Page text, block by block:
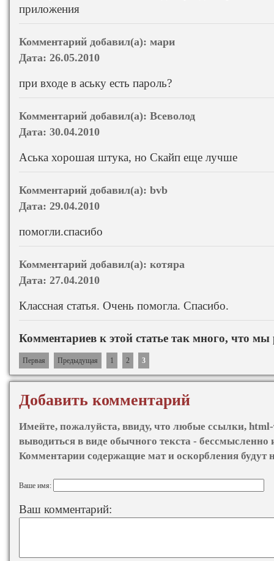
приложения
Комментарий добавил(а): мари
Дата: 26.05.2010
при входе в аську есть пароль?
Комментарий добавил(а): Всеволод
Дата: 30.04.2010
Аська хорошая штука, но Скайп еще лучше
Комментарий добавил(а): bvb
Дата: 29.04.2010
помогли.спасибо
Комментарий добавил(а): котяра
Дата: 27.04.2010
Классная статья. Очень помогла. Спасибо.
Комментариев к этой статье так много, что
Первая Предыдущая 1 2 3
Добавить комментарий
Имейте, пожалуйста, ввиду, что любые ссылки,
выводиться в виде обычного текста - бессмысленно
Комментарии содержащие мат и оскорбления будут
Ваше имя:
Ваш комментарий: